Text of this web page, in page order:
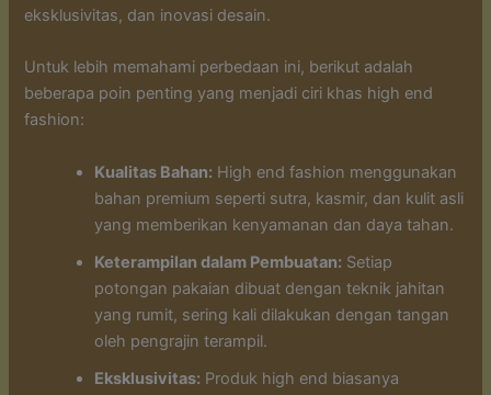
eksklusivitas, dan inovasi desain.
Untuk lebih memahami perbedaan ini, berikut adalah
beberapa poin penting yang menjadi ciri khas high end
fashion:
Kualitas Bahan: High end fashion menggunakan
bahan premium seperti sutra, kasmir, dan kulit asli
yang memberikan kenyamanan dan daya tahan.
Keterampilan dalam Pembuatan: Setiap
potongan pakaian dibuat dengan teknik jahitan
yang rumit, sering kali dilakukan dengan tangan
oleh pengrajin terampil.
Eksklusivitas: Produk high end biasanya